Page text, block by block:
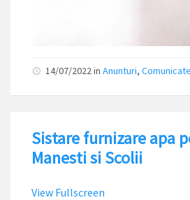
14/07/2022in Anunturi, Comunicate
Sistare furnizare apa
Manesti si Scolii
View Fullscreen